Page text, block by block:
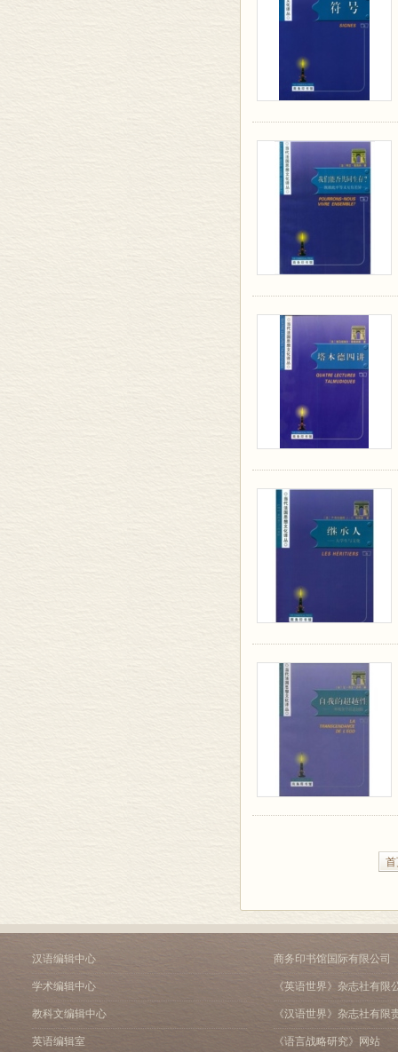
汉语编辑中心
学术编辑中心
教科文编辑中心
英语编辑室
商务印书馆国际有限公司
《英语世界》杂志社有限
《汉语世界》杂志社有限
《语言战略研究》网站